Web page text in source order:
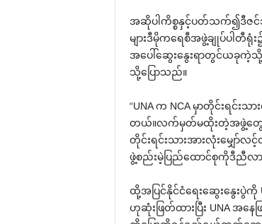
အဆိုပါကိစ္စနှင့်ပတ်သက်၍ဒီဇင်ဘ
များဒီမိုက‌ရေစီအဖွဲ့ချုပ်ပါတီရုံ
အ‌ပေါ်‌ဆွေး‌နွေးရာတွင်ယခုကဲ့
သို့‌ပြောသည်။
“UNA က NCA မှာတိုင်းရင်
တယ်။လက်မှတ်မထိုးတဲ့အဖွဲ့‌တွေကို
တိုင်းရင်းသားအားလုံး‌မျှော်လ
ဖွဲ့စည်းမဲ့ပြည်‌ထောင်စုကိုဒီညီလာခံ
ထို့အပြင်နိုင်ငံ‌ရေး‌ဆွေး‌နွေးပွဲ
ဟုဆုံးဖြတ်ထားပြီး UNA အ‌န